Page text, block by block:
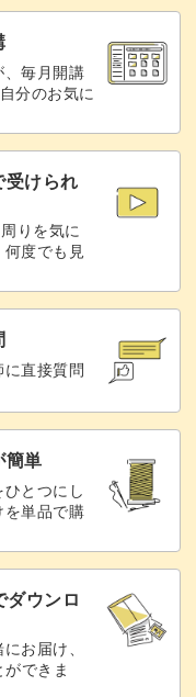
品なので短時間で完
にもわかりやすいよ
ださい。
編み方を知りたい」
います。
。
きに復習できるの
すよ♪
プ！
毎月開講
分のお気に
けられ
りを気に
度でも見
直接質問
簡単
とつにし
単品で購
ダウンロ
お届け、
できま